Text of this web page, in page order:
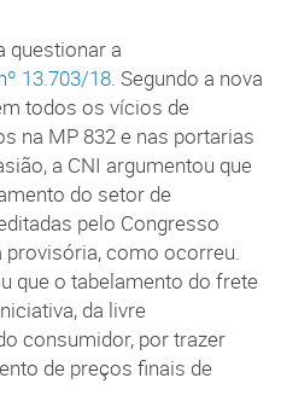
questionar a
13.703/18. Segundo a nova
todos os vícios de
na MP 832 e nas portarias
a CNI argumentou que
do setor de
pelo Congresso
provisória, como ocorreu.
que o tabelamento do frete
da livre
consumidor, por trazer
de preços finais de